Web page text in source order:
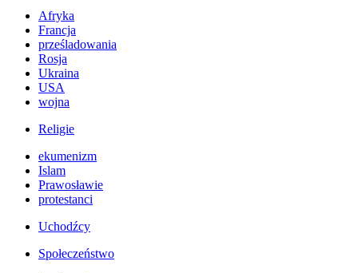
Afryka
Francja
prześladowania
Rosja
Ukraina
USA
wojna
Religie
ekumenizm
Islam
Prawosławie
protestanci
Uchodźcy
Społeczeństwo